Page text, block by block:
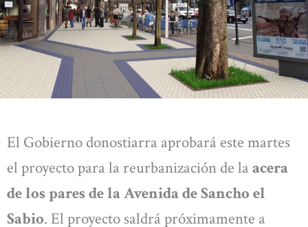
El Gobierno donostiarra aprobará este martes
el proyecto para la reurbanización de la acera
de los pares de la Avenida de Sancho el
Sabio. El proyecto saldrá próximamente a